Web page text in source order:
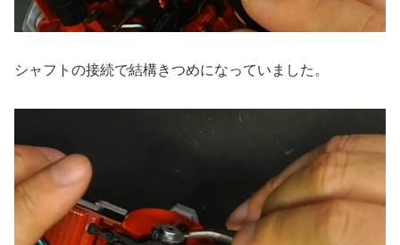
シャフトの接続で結構きつめになっていました。